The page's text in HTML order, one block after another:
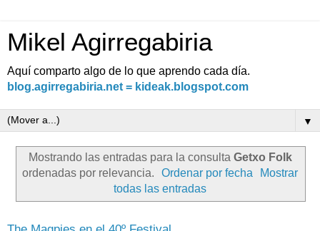
Mikel Agirregabiria
Aquí comparto algo de lo que aprendo cada día.
blog.agirregabiria.net = kideak.blogspot.com
▼
Mostrando las entradas para la consulta Getxo Folk
ordenadas por relevancia.
Ordenar por fecha
Mostrar
todas las entradas